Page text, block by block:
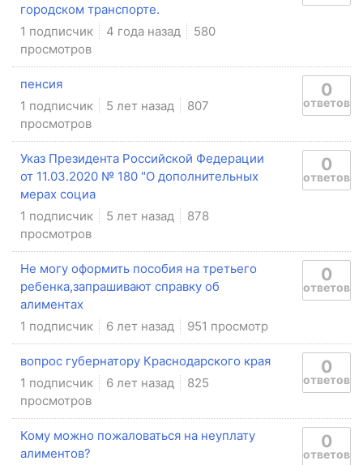
городском транспорте.
1 подписчик
4 года назад
580
просмотров
пенсия
1 подписчик
5 лет назад
807
просмотров
0
ответов
Указ Президента Российской Федерации
от 11.03.2020 № 180 "О дополнительных
мерах социа
1 подписчик
5 лет назад
878
просмотров
0
ответов
Не могу оформить пособия на третьего
ребенка,запрашивают справку об
алиментах
1 подписчик
6 лет назад 951 просмотр
0
ответов
вопрос губернатору Краснодарского края
1 подписчик
6 лет назад
825
просмотров
0
ответов
Кому можно пожаловаться на неуплату
алиментов?
0
ответов